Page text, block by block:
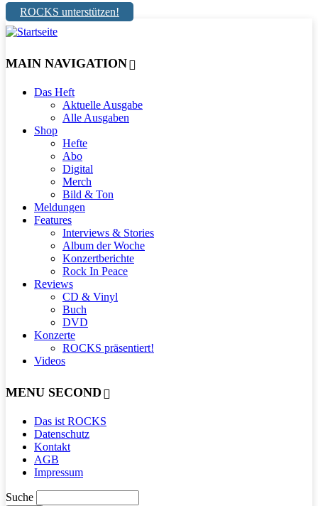
ROCKS unterstützen!
MAIN NAVIGATION
Das Heft
Aktuelle Ausgabe
Alle Ausgaben
Shop
Hefte
Abo
Digital
Merch
Bild & Ton
Meldungen
Features
Interviews & Stories
Album der Woche
Konzertberichte
Rock In Peace
Reviews
CD & Vinyl
Buch
DVD
Konzerte
ROCKS präsentiert!
Videos
MENU SECOND
Das ist ROCKS
Datenschutz
Kontakt
AGB
Impressum
Suche